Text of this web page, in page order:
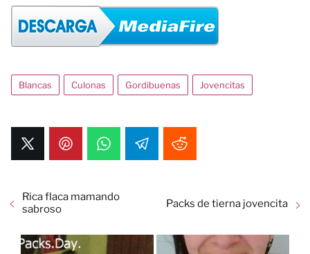
Blancas Culonas Gordibuenas Jovencitas
Rica flaca mamando
sabroso
Packs de tierna jovencita